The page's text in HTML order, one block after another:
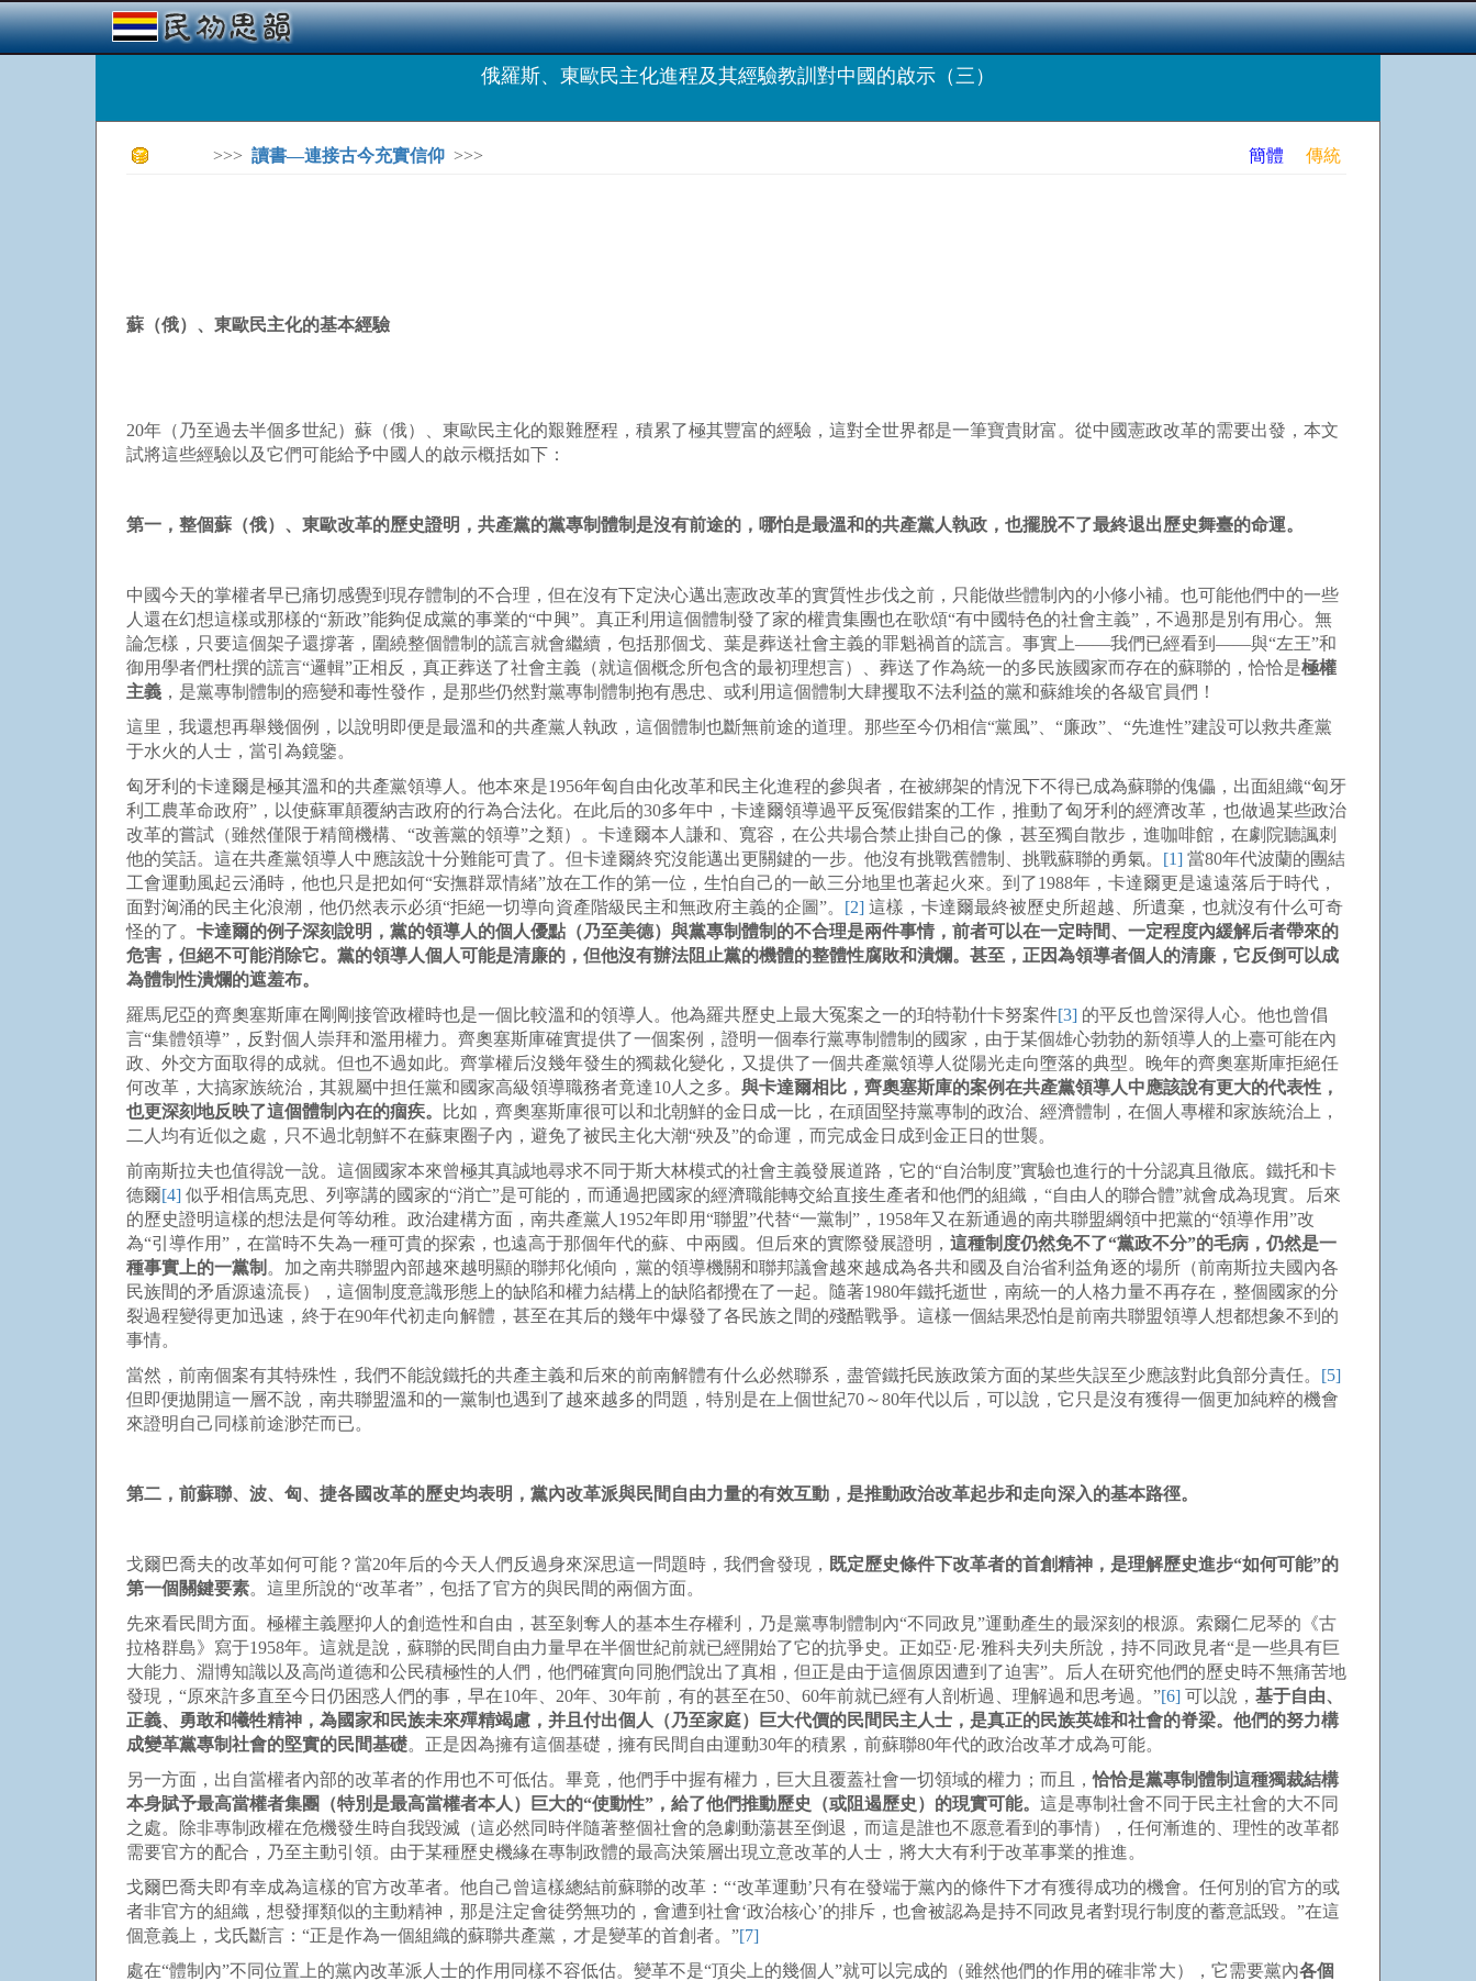
俄羅斯、東歐民主化進程及其經驗教訓對中國的啟示（三）
>>> 讀書—連接古今充實信仰 >>> 簡體 傳統
蘇（俄）、東歐民主化的基本經驗
20年（乃至過去半個多世紀）蘇（俄）、東歐民主化的艱難歷程，積累了極其豐富的經驗，這對全世界都是一筆寶貴財富。從中國憲政改革的需要出發，本文
試將這些經驗以及它們可能給予中國人的啟示概括如下：
第一，整個蘇（俄）、東歐改革的歷史證明，共產黨的黨專制體制是沒有前途的，哪怕是最溫和的共產黨人執政，也擺脫不了最終退出歷史舞臺的命運。
中國今天的掌權者早已痛切感覺到現存體制的不合理，但在沒有下定決心邁出憲政改革的實質性步伐之前，只能做些體制內的小修小補。也可能他們中的一些
人還在幻想這樣或那樣的“新政”能夠促成黨的事業的“中興”。真正利用這個體制發了家的權貴集團也在歌頌“有中國特色的社會主義”，不過那是別有用心。無
論怎樣，只要這個架子還撐著，圍繞整個體制的謊言就會繼續，包括那個戈、葉是葬送社會主義的罪魁禍首的謊言。事實上――我們已經看到――與“左王”和
御用學者們杜撰的謊言“邏輯”正相反，真正葬送了社會主義（就這個概念所包含的最初理想言）、葬送了作為統一的多民族國家而存在的蘇聯的，恰恰是極權
主義 ，是黨專制體制的癌變和毒性發作，是那些仍然對黨專制體制抱有愚忠、或利用這個體制大肆攫取不法利益的黨和蘇維埃的各級官員們！
這里，我還想再舉幾個例，以說明即便是最溫和的共產黨人執政，這個體制也斷無前途的道理。那些至今仍相信“黨風”、“廉政”、“先進性”建設可以救共產黨
于水火的人士，當引為鏡鑒。
匈牙利的卡達爾是極其溫和的共產黨領導人。他本來是1956年匈自由化改革和民主化進程的參與者，在被綁架的情況下不得已成為蘇聯的傀儡，出面組織“匈牙
利工農革命政府”，以使蘇軍顛覆納吉政府的行為合法化。在此后的30多年中，卡達爾領導過平反冤假錯案的工作，推動了匈牙利的經濟改革，也做過某些政治
改革的嘗試（雖然僅限于精簡機構、“改善黨的領導”之類）。卡達爾本人謙和、寬容，在公共場合禁止掛自己的像，甚至獨自散步，進咖啡館，在劇院聽諷刺
他的笑話。這在共產黨領導人中應該說十分難能可貴了。但卡達爾終究沒能邁出更關鍵的一步。他沒有挑戰舊體制、挑戰蘇聯的勇氣。 [1] 當80年代波蘭的團結
工會運動風起云涌時，他也只是把如何“安撫群眾情緒”放在工作的第一位，生怕自己的一畝三分地里也著起火來。到了1988年，卡達爾更是遠遠落后于時代，
面對洶涌的民主化浪潮，他仍然表示必須“拒絕一切導向資產階級民主和無政府主義的企圖”。 [2] 這樣，卡達爾最終被歷史所超越、所遺棄，也就沒有什么可奇
怪的了。 卡達爾的例子深刻說明，黨的領導人的個人優點（乃至美德）與黨專制體制的不合理是兩件事情，前者可以在一定時間、一定程度內緩解后者帶來的
危害，但絕不可能消除它。黨的領導人個人可能是清廉的，但他沒有辦法阻止黨的機體的整體性腐敗和潰爛。甚至，正因為領導者個人的清廉，它反倒可以成
為體制性潰爛的遮羞布。
羅馬尼亞的齊奧塞斯庫在剛剛接管政權時也是一個比較溫和的領導人。他為羅共歷史上最大冤案之一的珀特勒什卡努案件[3] 的平反也曾深得人心。他也曾倡
言“集體領導”，反對個人崇拜和濫用權力。齊奧塞斯庫確實提供了一個案例，證明一個奉行黨專制體制的國家，由于某個雄心勃勃的新領導人的上臺可能在內
政、外交方面取得的成就。但也不過如此。齊掌權后沒幾年發生的獨裁化變化，又提供了一個共產黨領導人從陽光走向墮落的典型。晚年的齊奧塞斯庫拒絕任
何改革，大搞家族統治，其親屬中担任黨和國家高級領導職務者竟達10人之多。 與卡達爾相比，齊奧塞斯庫的案例在共產黨領導人中應該說有更大的代表性，
也更深刻地反映了這個體制內在的痼疾。
比如，齊奧塞斯庫很可以和北朝鮮的金日成一比，在頑固堅持黨專制的政治、經濟體制，在個人專權和家族統治上，
二人均有近似之處，只不過北朝鮮不在蘇東圈子內，避免了被民主化大潮“殃及”的命運，而完成金日成到金正日的世襲。
前南斯拉夫也值得說一說。這個國家本來曾極其真誠地尋求不同于斯大林模式的社會主義發展道路，它的“自治制度”實驗也進行的十分認真且徹底。鐵托和卡
德爾[4] 似乎相信馬克思、列寧講的國家的“消亡”是可能的，而通過把國家的經濟職能轉交給直接生產者和他們的組織，“自由人的聯合體”就會成為現實。后來
的歷史證明這樣的想法是何等幼稚。政治建構方面，南共產黨人1952年即用“聯盟”代替“一黨制”，1958年又在新通過的南共聯盟綱領中把黨的“領導作用”改
為“引導作用”，在當時不失為一種可貴的探索，也遠高于那個年代的蘇、中兩國。但后來的實際發展證明， 這種制度仍然免不了“黨政不分”的毛病，仍然是一
種事實上的一黨制 。加之南共聯盟內部越來越明顯的聯邦化傾向，黨的領導機關和聯邦議會越來越成為各共和國及自治省利益角逐的場所（前南斯拉夫國內各
民族間的矛盾源遠流長），這個制度意識形態上的缺陷和權力結構上的缺陷都攪在了一起。隨著1980年鐵托逝世，南統一的人格力量不再存在，整個國家的分
裂過程變得更加迅速，終于在90年代初走向解體，甚至在其后的幾年中爆發了各民族之間的殘酷戰爭。這樣一個結果恐怕是前南共聯盟領導人想都想象不到的
事情。
當然，前南個案有其特殊性，我們不能說鐵托的共產主義和后來的前南解體有什么必然聯系，盡管鐵托民族政策方面的某些失誤至少應該對此負部分責任。 [5]
但即便拋開這一層不說，南共聯盟溫和的一黨制也遇到了越來越多的問題，特別是在上個世紀70～80年代以后，可以說，它只是沒有獲得一個更加純粹的機會
來證明自己同樣前途渺茫而已。
第二，前蘇聯、波、匈、捷各國改革的歷史均表明，黨內改革派與民間自由力量的有效互動，是推動政治改革起步和走向深入的基本路徑。
戈爾巴喬夫的改革如何可能？當20年后的今天人們反過身來深思這一問題時，我們會發現， 既定歷史條件下改革者的首創精神，是理解歷史進步“如何可能”的
第一個關鍵要素。這里所說的“改革者”，包括了官方的與民間的兩個方面。
先來看民間方面。極權主義壓抑人的創造性和自由，甚至剝奪人的基本生存權利，乃是黨專制體制內“不同政見”運動產生的最深刻的根源。索爾仁尼琴的《古
拉格群島》寫于1958年。這就是說，蘇聯的民間自由力量早在半個世紀前就已經開始了它的抗爭史。正如亞·尼·雅科夫列夫所說，持不同政見者“是一些具有巨
大能力、淵博知識以及高尚道德和公民積極性的人們，他們確實向同胞們說出了真相，但正是由于這個原因遭到了迫害”。后人在研究他們的歷史時不無痛苦地
發現，“原來許多直至今日仍困惑人們的事，早在10年、20年、30年前，有的甚至在50、60年前就已經有人剖析過、理解過和思考過。”[6] 可以說， 基于自由、
正義、勇敢和犧牲精神，為國家和民族未來殫精竭慮，并且付出個人（乃至家庭）巨大代價的民間民主人士，是真正的民族英雄和社會的脊梁。他們的努力構
成變革黨專制社會的堅實的民間基礎。正是因為擁有這個基礎，擁有民間自由運動30年的積累，前蘇聯80年代的政治改革才成為可能。
另一方面，出自當權者內部的改革者的作用也不可低估。畢竟，他們手中握有權力，巨大且覆蓋社會一切領域的權力；而且，恰恰是黨專制體制這種獨裁結構
本身賦予最高當權者集團（特別是最高當權者本人）巨大的“使動性”，給了他們推動歷史（或阻遏歷史）的現實可能。 這是專制社會不同于民主社會的大不同
之處。除非專制政權在危機發生時自我毀滅（這必然同時伴隨著整個社會的急劇動蕩甚至倒退，而這是誰也不愿意看到的事情），任何漸進的、理性的改革都
需要官方的配合，乃至主動引領。由于某種歷史機緣在專制政體的最高決策層出現立意改革的人士，將大大有利于改革事業的推進。
戈爾巴喬夫即有幸成為這樣的官方改革者。他自己曾這樣總結前蘇聯的改革：“‘改革運動’只有在發端于黨內的條件下才有獲得成功的機會。任何別的官方的或
者非官方的組織，想發揮類似的主動精神，那是注定會徒勞無功的，會遭到社會‘政治核心’的排斥，也會被認為是持不同政見者對現行制度的蓄意詆毀。”在這
個意義上，戈氏斷言：“正是作為一個組織的蘇聯共產黨，才是變革的首創者。”[7]
處在“體制內”不同位置上的黨內改革派人士的作用同樣不容低估。變革不是“頂尖上的幾個人”就可以完成的（雖然他們的作用的確非常大），它需要黨內各個